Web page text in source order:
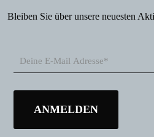
Bleiben Sie über unsere neuesten